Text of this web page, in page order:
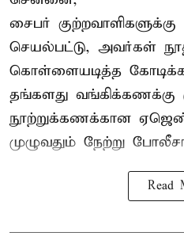
சைபர்
செயல்பட்டு, அவர்கள்
கொள்ளையடித்த
தங்களது
நூற்றுக்கணக்கான
முழுவதும் நேற்று
Read